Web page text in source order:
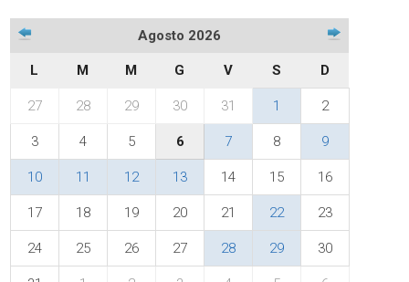
Agosto 2026
L M M G V S D
27 28 29 30 31 1 2
3 4 5 6 7 8 9
10 11 12 13 14 15 16
17 18 19 20 21 22 23
24 25 26 27 28 29 30